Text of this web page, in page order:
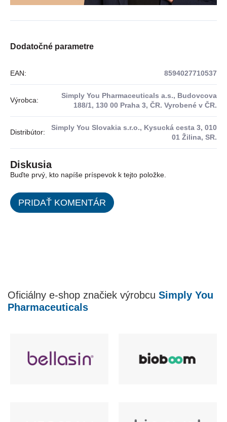
Dodatočné parametre
EAN: 8594027710537
Výrobca:
Simply You Pharmaceuticals a.s., Budovcova
188/1, 130 00 Praha 3, ČR. Vyrobené v ČR.
Distribútor:
Simply You Slovakia s.r.o., Kysucká cesta 3, 010
01 Žilina, SR.
Diskusia
Buďte prvý, kto napíše príspevok k tejto položke.
PRIDAŤ KOMENTÁR
Oficiálny e-shop značiek výrobcu Simply You
Pharmaceuticals